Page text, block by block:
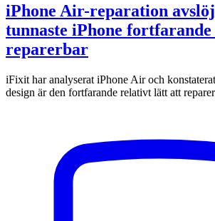
iPhone Air-reparation
tunnaste iPhone
reparerbar
iFixit har analyserat iPhone Air och
design är den fortfarande relativt lätt att